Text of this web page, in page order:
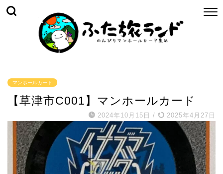
マンホールカード
【草津市C001】マンホールカード
2024年10月15日 / 2025年4月27日